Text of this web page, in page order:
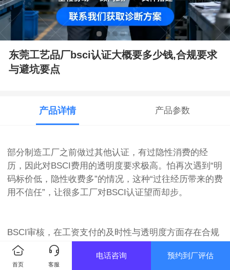
东莞工艺品厂bsci认证大概要多少钱,合规要求
与避坑要点
产品详情 产品参数
部分制造工厂之前做过其他认证，有过隐性消费的经
历，因此对BSCI费用的透明度要求极高。怕再次遇到“明
码标价低，隐性收费多”的情况，这种“过往经历带来的费
用不信任”，让很多工厂对BSCI认证望而却步。
BSCI审核，在工资支付的及时性与透明度方面存在合规
痛点。比如当月工资延迟至次月下旬甚至月底发放，违
反“至少每月支付一次”的规定；工资支付方式不规范，未
首页 客服
电话咨询 预约到厂评估